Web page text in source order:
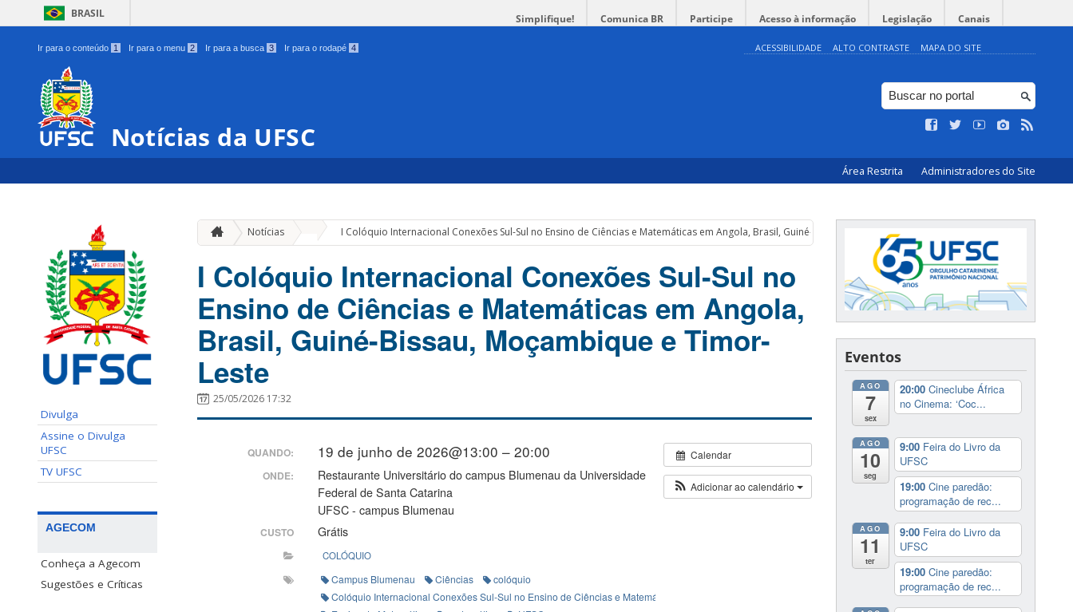
BRASIL Simplifique! Comunica BR Participe Acesso à informação Legislação Canais
Ir para o conteúdo 1 Ir para o menu 2 Ir para a busca 3 Ir para o rodapé 4 ACESSIBILIDADE ALTO CONTRASTE MAPA DO SITE
Notícias da UFSC
Área Restrita Administradores do Site
Divulga
Assine o Divulga
UFSC
TV UFSC
AGECOM
Conheça a Agecom
Sugestões e Críticas
Notícias I Colóquio Internacional Conexões Sul-Sul no Ensino de Ciências e Matemáticas em Angola, Brasil, Guiné-Bissau, Moçambique e Timor-Leste
I Colóquio Internacional Conexões Sul-Sul no
Ensino de Ciências e Matemáticas em Angola,
Brasil, Guiné-Bissau, Moçambique e Timor-
Leste
25/05/2026 17:32
Calendar
Adicionar ao calendário
QUANDO: 19 de junho de 2026@13:00 – 20:00
ONDE:
Restaurante Universitário do campus Blumenau da Universidade
Federal de Santa Catarina
UFSC - campus Blumenau
CUSTO Grátis
COLÓQUIO
Campus Blumenau Ciências
colóquio
Colóquio Internacional Conexões Sul-Sul no Ensino de Ciências e Matemáticas
Eventos
AGO
7
sex
20:00 Cineclube África
no Cinema: ‘Coc...
AGO
10
seg
9:00 Feira do Livro da
UFSC
19:00 Cine paredão:
programação de rec...
AGO
11
ter
9:00 Feira do Livro da
UFSC
19:00 Cine paredão:
programação de rec...